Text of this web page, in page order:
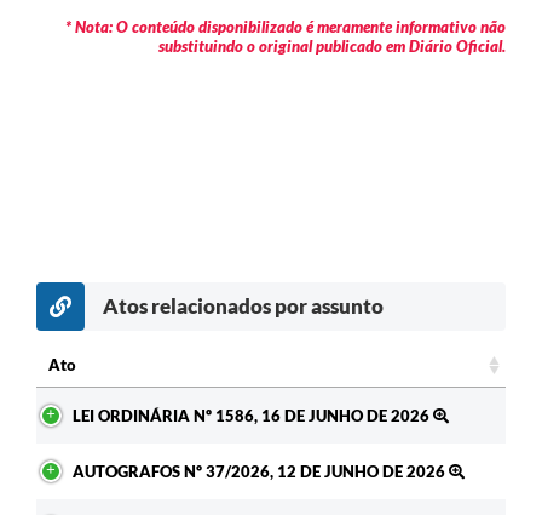
* Nota: O conteúdo disponibilizado é meramente informativo não
substituindo o original publicado em Diário Oficial.
Atos relacionados por assunto
Ato
LEI ORDINÁRIA Nº 1586, 16 DE JUNHO DE 2026
AUTOGRAFOS Nº 37/2026, 12 DE JUNHO DE 2026